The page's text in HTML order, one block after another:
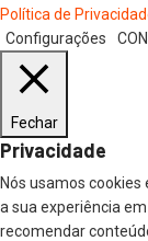
Política de
Configurações
Fechar
Privacidade
Nós usamos
a sua experiência
recomendar